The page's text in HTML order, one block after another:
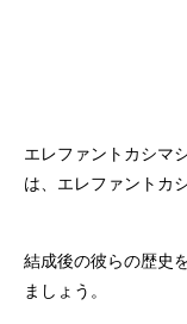
エレファントカシマ
は、エレファントカ
結成後の彼らの歴史
ましょう。